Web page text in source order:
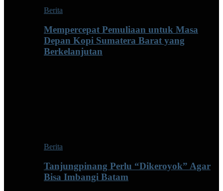
Berita
Mempercepat Pemuliaan untuk Masa
Depan Kopi Sumatera Barat yang
Berkelanjutan
Berita
Tanjungpinang Perlu “Dikeroyok” Agar
Bisa Imbangi Batam